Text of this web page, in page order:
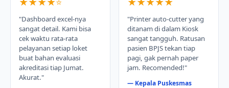
"Dashboard excel-nya
sangat detail. Kami bisa
cek waktu rata-rata
pelayanan setiap loket
buat bahan evaluasi
akreditasi tiap Jumat.
Akurat."
"Printer auto-cutter yang
ditanam di dalam Kiosk
sangat tangguh. Ratusan
pasien BPJS tekan tiap
pagi, gak pernah paper
jam. Recomended!"
— Kepala Puskesmas